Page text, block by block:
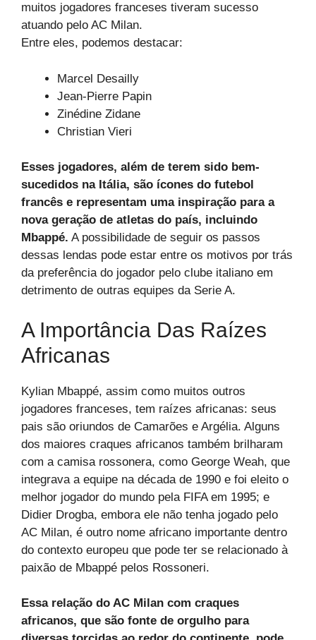
muitos jogadores franceses tiveram sucesso
atuando pelo AC Milan.
Entre eles, podemos destacar:
Marcel Desailly
Jean-Pierre Papin
Zinédine Zidane
Christian Vieri
Esses jogadores, além de terem sido bem-
sucedidos na Itália, são ícones do futebol
francês e representam uma inspiração para a
nova geração de atletas do país, incluindo
Mbappé. A possibilidade de seguir os passos
dessas lendas pode estar entre os motivos por trás
da preferência do jogador pelo clube italiano em
detrimento de outras equipes da Serie A.
A Importância Das Raízes
Africanas
Kylian Mbappé, assim como muitos outros
jogadores franceses, tem raízes africanas: seus
pais são oriundos de Camarões e Argélia. Alguns
dos maiores craques africanos também brilharam
com a camisa rossonera, como George Weah, que
integrava a equipe na década de 1990 e foi eleito o
melhor jogador do mundo pela FIFA em 1995; e
Didier Drogba, embora ele não tenha jogado pelo
AC Milan, é outro nome africano importante dentro
do contexto europeu que pode ter se relacionado à
paixão de Mbappé pelos Rossoneri.
Essa relação do AC Milan com craques
africanos, que são fonte de orgulho para